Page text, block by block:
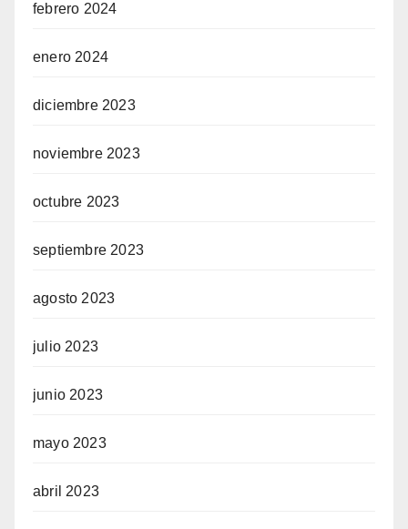
febrero 2024
enero 2024
diciembre 2023
noviembre 2023
octubre 2023
septiembre 2023
agosto 2023
julio 2023
junio 2023
mayo 2023
abril 2023